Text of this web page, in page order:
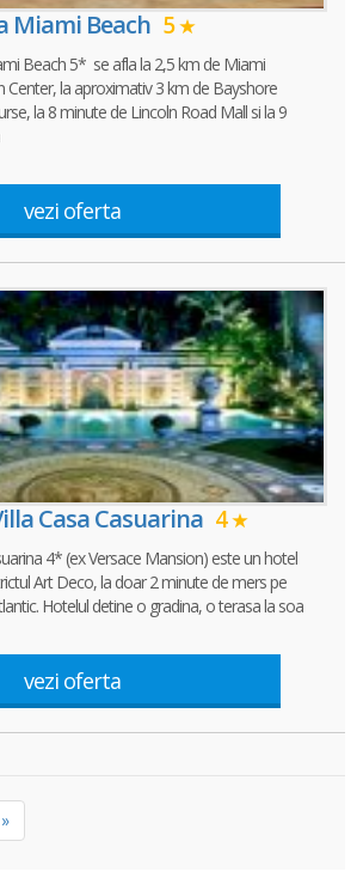
Miami Beach 5
Beach 5* se afla la 2,5 km de Miami
Center, la aproximativ 3 km de Bayshore
la 8 minute de Lincoln Road Mall si la 9
vezi oferta
Casa Casuarina 4
4* (ex Versace Mansion) este un hotel
Art Deco, la doar 2 minute de mers pe
Hotelul detine o gradina, o terasa la soa
vezi oferta
»